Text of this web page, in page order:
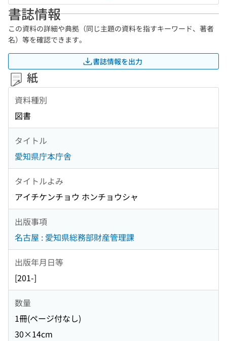
書誌情報
この資料の詳細や典拠（同じ主題の資料を指すキーワード、著者
名）等を確認できます。
書誌情報を出力
紙
資料種別
図書
タイトル
愛知県庁本庁舎
タイトルよみ
アイチケンチョウ ホンチョウシャ
出版事項
名古屋 : 愛知県総務部財産管理課
出版年月日等
[201-]
数量
1冊(ページ付なし)
30×14cm